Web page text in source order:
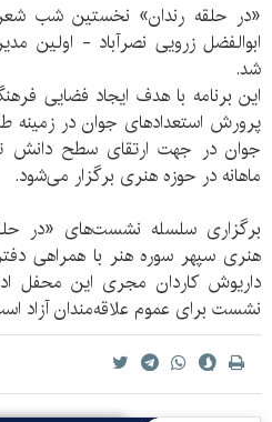
«در حلقه رندان» نخستین شب
ابوالفضل زرویی نصرآباد - اولین
شد.
این برنامه با هدف ایجاد فضایی
پرورش استعدادهای جوان در زمینه
جوان در جهت ارتقای سطح
ماهانه در حوزه هنری برگزار می‌شود.
برگزاری سلسله نشست‌های «در
هنری سپهر سوره هنر با همراهی
داریوش کاردان مجری این محفل
نشست برای عموم علاقه‌مندان آزاد